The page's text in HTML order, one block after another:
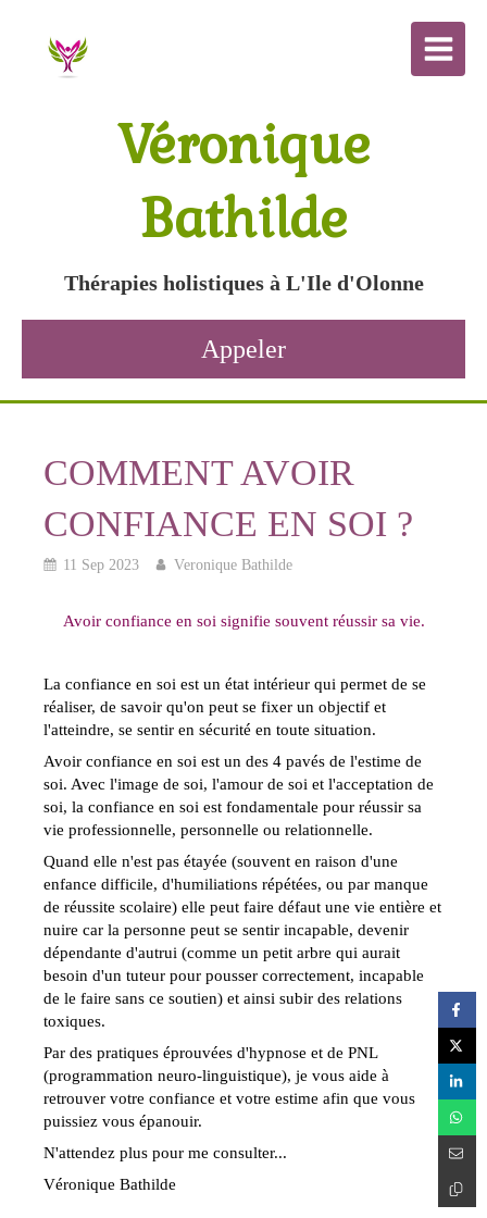
Véronique
Bathilde
Thérapies holistiques à L'Ile d'Olonne
Appeler
COMMENT AVOIR
CONFIANCE EN SOI ?
11 Sep 2023 Veronique Bathilde
Avoir confiance en soi signifie souvent réussir sa vie.
La confiance en soi est un état intérieur qui permet de se
réaliser, de savoir qu'on peut se fixer un objectif et
l'atteindre, se sentir en sécurité en toute situation.
Avoir confiance en soi est un des 4 pavés de l'estime de
soi. Avec l'image de soi, l'amour de soi et l'acceptation de
soi, la confiance en soi est fondamentale pour réussir sa
vie professionnelle, personnelle ou relationnelle.
Quand elle n'est pas étayée (souvent en raison d'une
enfance difficile, d'humiliations répétées, ou par manque
de réussite scolaire) elle peut faire défaut une vie entière et
nuire car la personne peut se sentir incapable, devenir
dépendante d'autrui (comme un petit arbre qui aurait
besoin d'un tuteur pour pousser correctement, incapable
de le faire sans ce soutien) et ainsi subir des relations
toxiques.
Par des pratiques éprouvées d'hypnose et de PNL
(programmation neuro-linguistique), je vous aide à
retrouver votre confiance et votre estime afin que vous
puissiez vous épanouir.
N'attendez plus pour me consulter...
Véronique Bathilde